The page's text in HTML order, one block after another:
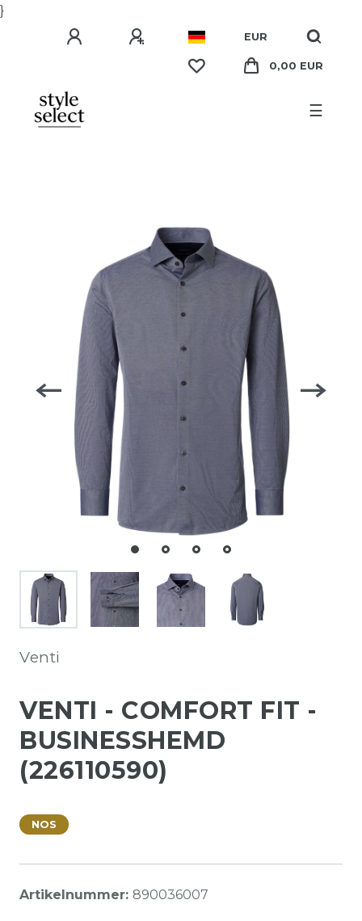
}
EUR
0,00 EUR
☰
Venti
VENTI - COMFORT FIT -
BUSINESSHEMD
(226110590)
NOS
Artikelnummer: 890036007